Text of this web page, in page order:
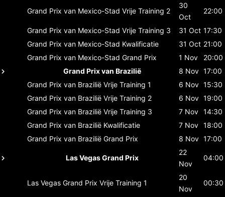
Grand Prix van Mexico-Stad Vrije Training 2
30
Oct
22:00
Grand Prix van Mexico-Stad Vrije Training 3 31 Oct 17:30
Grand Prix van Mexico-Stad Kwalificatie 31 Oct 21:00
Grand Prix van Mexico-Stad Grand Prix 1 Nov
20:00
Grand Prix van Brazilië
8 Nov 17:00
Grand Prix van Brazilië Vrije Training 1 6 Nov 15:30
Grand Prix van Brazilië Vrije Training 2 6 Nov 19:00
Grand Prix van Brazilië Vrije Training 3 7 Nov 14:30
Grand Prix van Brazilië Kwalificatie 7 Nov 18:00
Grand Prix van Brazilië Grand Prix 8 Nov 17:00
Las Vegas Grand Prix
22
Nov
04:00
Las Vegas Grand Prix Vrije Training 1
20
Nov
00:30